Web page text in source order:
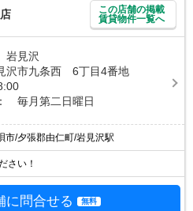
この店舗の掲載
賃貸物件一覧へ
見沢
沢市九条西 6丁目4番地
毎月第二日曜日
市/夕張郡由仁町/岩見沢駅
さい！
に問合せる 無料